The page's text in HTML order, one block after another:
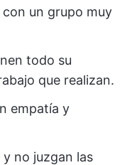
un grupo muy
todo su
que realizan.
empatía y
no juzgan las